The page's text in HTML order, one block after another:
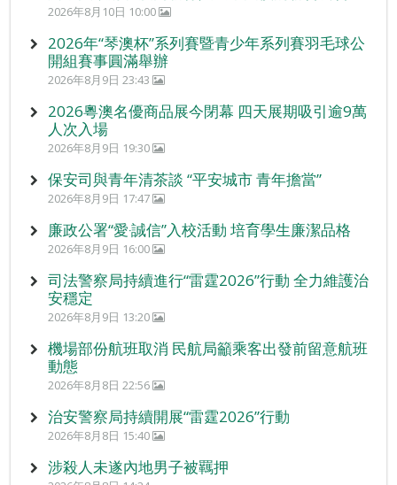
2026年8月10日 10:00
2026年“琴澳杯”系列賽暨青少年系列賽羽毛球公
開組賽事圓滿舉辦
2026年8月9日 23:43
2026粵澳名優商品展今閉幕 四天展期吸引逾9萬
人次入場
2026年8月9日 19:30
保安司與青年清茶談 “平安城市 青年擔當”
2026年8月9日 17:47
廉政公署“愛‧誠信”入校活動 培育學生廉潔品格
2026年8月9日 16:00
司法警察局持續進行“雷霆2026”行動 全力維護治
安穩定
2026年8月9日 13:20
機場部份航班取消 民航局籲乘客出發前留意航班
動態
2026年8月8日 22:56
治安警察局持續開展“雷霆2026”行動
2026年8月8日 15:40
涉殺人未遂內地男子被羈押